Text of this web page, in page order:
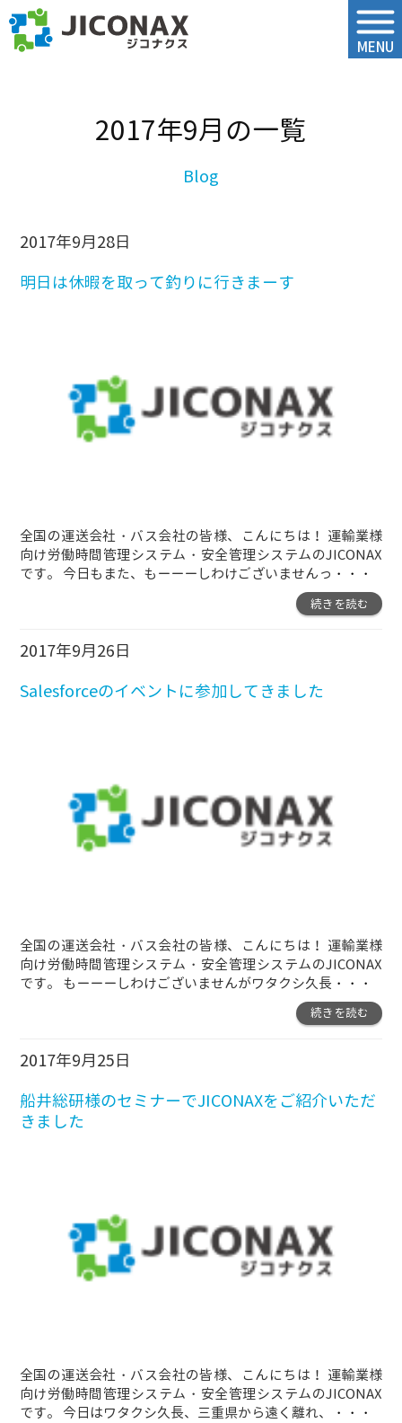
MENU
2017年9月の一覧
2017年9月28日
明日は休暇を取って釣りに行きまーす
全国の運送会社・バス会社の皆様、こんにちは！ 運輸業様
向け労働時間管理システム・安全管理システムのJICONAX
です。 今日もまた、もーーーしわけございませんっ ・・・
続きを読む
2017年9月26日
Salesforceのイベントに参加してきました
全国の運送会社・バス会社の皆様、こんにちは！ 運輸業様
向け労働時間管理システム・安全管理システムのJICONAX
です。 もーーーしわけございませんがワタクシ久長 ・・・
続きを読む
2017年9月25日
船井総研様のセミナーでJICONAXをご紹介いただ
きました
全国の運送会社・バス会社の皆様、こんにちは！ 運輸業様
向け労働時間管理システム・安全管理システムのJICONAX
です。 今日はワタクシ久長、三重県から遠く離れ、
・・・